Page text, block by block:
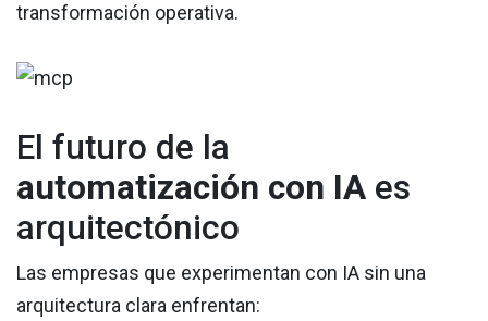
transformación operativa.
El futuro de la
automatización con IA es
arquitectónico
Las empresas que experimentan con IA sin una
arquitectura clara enfrentan: